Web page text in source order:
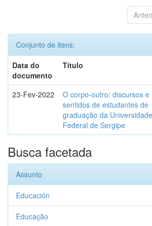
Conjunto de itens:
Data do
documento
Título
23-Fev-2022
O corpo-outro: discursos e
sentidos de estudantes de
graduação da Universidade
Federal de Sergipe
Busca facetada
Assunto
Educación
Educação